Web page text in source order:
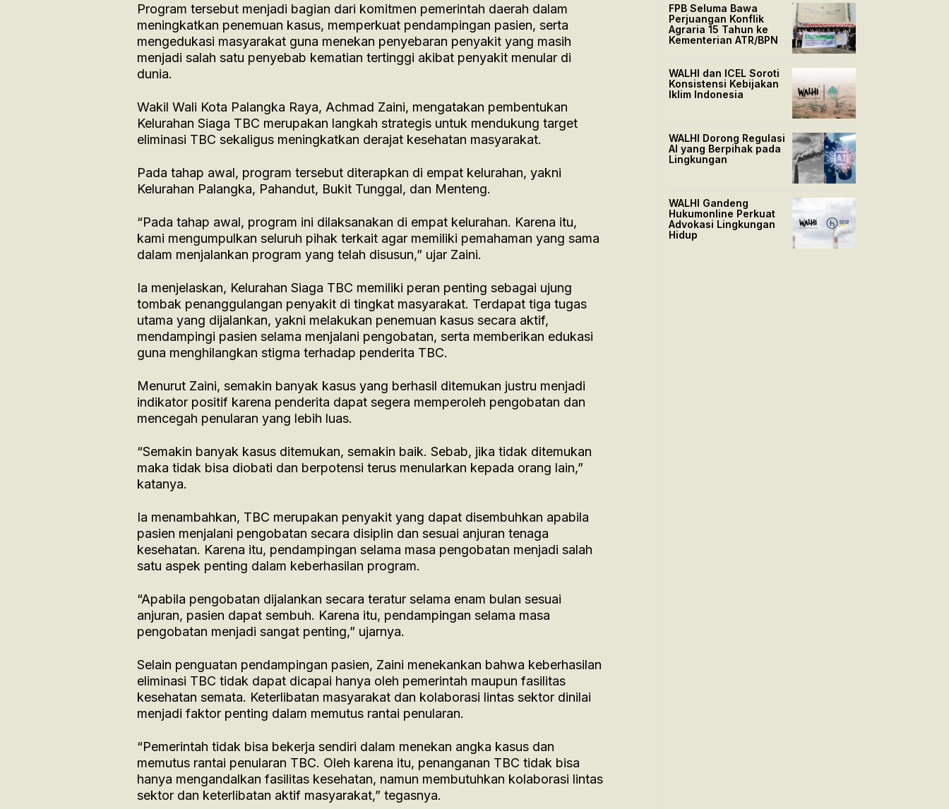
Program tersebut menjadi bagian dari komitmen pemerintah daerah dalam
meningkatkan penemuan kasus, memperkuat pendampingan pasien, serta
mengedukasi masyarakat guna menekan penyebaran penyakit yang masih
menjadi salah satu penyebab kematian tertinggi akibat penyakit menular di
dunia.
Wakil Wali Kota Palangka Raya, Achmad Zaini, mengatakan pembentukan
Kelurahan Siaga TBC merupakan langkah strategis untuk mendukung target
eliminasi TBC sekaligus meningkatkan derajat kesehatan masyarakat.
Pada tahap awal, program tersebut diterapkan di empat kelurahan, yakni
Kelurahan Palangka, Pahandut, Bukit Tunggal, dan Menteng.
“Pada tahap awal, program ini dilaksanakan di empat kelurahan. Karena itu,
kami mengumpulkan seluruh pihak terkait agar memiliki pemahaman yang sama
dalam menjalankan program yang telah disusun,” ujar Zaini.
Ia menjelaskan, Kelurahan Siaga TBC memiliki peran penting sebagai ujung
tombak penanggulangan penyakit di tingkat masyarakat. Terdapat tiga tugas
utama yang dijalankan, yakni melakukan penemuan kasus secara aktif,
mendampingi pasien selama menjalani pengobatan, serta memberikan edukasi
guna menghilangkan stigma terhadap penderita TBC.
Menurut Zaini, semakin banyak kasus yang berhasil ditemukan justru menjadi
indikator positif karena penderita dapat segera memperoleh pengobatan dan
mencegah penularan yang lebih luas.
“Semakin banyak kasus ditemukan, semakin baik. Sebab, jika tidak ditemukan
maka tidak bisa diobati dan berpotensi terus menularkan kepada orang lain,”
katanya.
Ia menambahkan, TBC merupakan penyakit yang dapat disembuhkan apabila
pasien menjalani pengobatan secara disiplin dan sesuai anjuran tenaga
kesehatan. Karena itu, pendampingan selama masa pengobatan menjadi salah
satu aspek penting dalam keberhasilan program.
“Apabila pengobatan dijalankan secara teratur selama enam bulan sesuai
anjuran, pasien dapat sembuh. Karena itu, pendampingan selama masa
pengobatan menjadi sangat penting,” ujarnya.
Selain penguatan pendampingan pasien, Zaini menekankan bahwa keberhasilan
eliminasi TBC tidak dapat dicapai hanya oleh pemerintah maupun fasilitas
kesehatan semata. Keterlibatan masyarakat dan kolaborasi lintas sektor dinilai
menjadi faktor penting dalam memutus rantai penularan.
“Pemerintah tidak bisa bekerja sendiri dalam menekan angka kasus dan
memutus rantai penularan TBC. Oleh karena itu, penanganan TBC tidak bisa
hanya mengandalkan fasilitas kesehatan, namun membutuhkan kolaborasi lintas
sektor dan keterlibatan aktif masyarakat,” tegasnya.
FPB Seluma Bawa
Perjuangan Konflik
Agraria 15 Tahun ke
Kementerian ATR/BPN
WALHI dan ICEL Soroti
Konsistensi Kebijakan
Iklim Indonesia
WALHI Dorong Regulasi
AI yang Berpihak pada
Lingkungan
WALHI Gandeng
Hukumonline Perkuat
Advokasi Lingkungan
Hidup